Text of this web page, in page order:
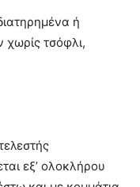
ή
τσόφλι,
εξ’ ολοκλήρου